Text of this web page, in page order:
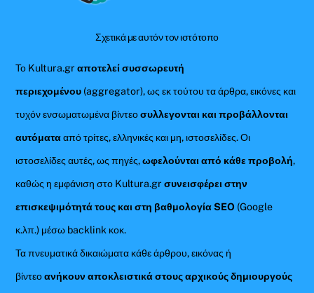
Σχετικά με αυτόν τον ιστότοπο
Το Kultura.grαποτελεί συσσωρευτή
περιεχομένου (aggregator), ως εκ τούτου τα άρθρα, εικόνες και
τυχόν ενσωματωμένα βίντεοσυλλεγονται και προβάλλονται
αυτόματααπό τρίτες, ελληνικές και μη, ιστοσελίδες. Οι
ιστοσελίδες αυτές, ως πηγές,ωφελούνται από κάθε προβολή,
καθώς η εμφάνιση στο Kultura.gr συνεισφέρει στην
επισκεψιμότητά τους και στη βαθμολογία SEO (Google
κ.λπ.) μέσω backlink κοκ.
Τα πνευματικά δικαιώματα κάθε άρθρου, εικόνας ή
βίντεοανήκουν αποκλειστικά στους αρχικούς δημιουργούς